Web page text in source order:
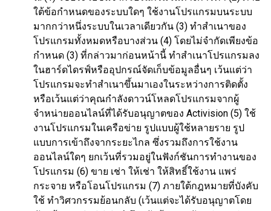
ใต้ข้อกำหนดของระบบใดๆ ใช้งานโปรแกรมบนระบบ
มากกว่าหนึ่งระบบในเวลาเดียวกัน (3) ทำสำเนาของ
โปรแกรมทั้งหมดหรือบางส่วน (4) โดยไม่จำกัดเพียงข้อ
กำหนด (3) ที่กล่าวมาก่อนหน้านี้ ทำสำเนาโปรแกรมลง
ในฮาร์ดไดรฟ์หรืออุปกรณ์จัดเก็บข้อมูลอื่นๆ เว้นแต่ว่า
โปรแกรมจะทำสำเนาขึ้นมาเองในระหว่างการติดตั้ง
หรือเว้นแต่ว่าคุณกำลังดาวน์โหลดโปรแกรมจากผู้
จำหน่ายออนไลน์ที่ได้รับอนุญาตของ Activision (5) ใช้
งานโปรแกรมในเครือข่าย รูปแบบผู้ใช้หลายราย รูป
แบบการเข้าถึงจากระยะไกล ซึ่งรวมถึงการใช้งาน
ออนไลน์ใดๆ ยกเว้นที่รวมอยู่ในฟังก์ชันการทำงานของ
โปรแกรม (6) ขาย เช่า ให้เช่า ให้สิทธิ์ใช้งาน แพร่
กระจาย หรือโอนโปรแกรม (7) ภายใต้กฎหมายที่บังคับ
ใช้ ทำวิศวกรรมย้อนกลับ (เว้นแต่จะได้รับอนุญาตโดย